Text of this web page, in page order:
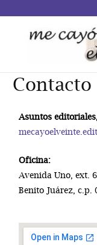
Contacto
Asuntos
Oficina:
Avenida Uno, ext.
Benito Juárez, c.p.